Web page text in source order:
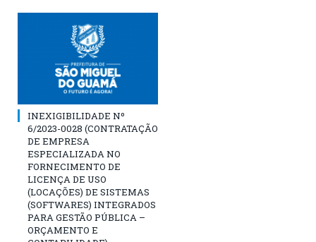
INEXIGIBILIDADE Nº
6/2023-0028 (CONTRATAÇÃO
DE EMPRESA
ESPECIALIZADA NO
FORNECIMENTO DE
LICENÇA DE USO
(LOCAÇÕES) DE SISTEMAS
(SOFTWARES) INTEGRADOS
PARA GESTÃO PÚBLICA –
ORÇAMENTO E